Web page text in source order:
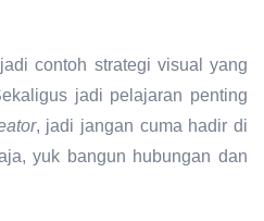
contoh strategi visual yang
jadi pelajaran penting
, jadi jangan cuma hadir di
yuk bangun hubungan dan